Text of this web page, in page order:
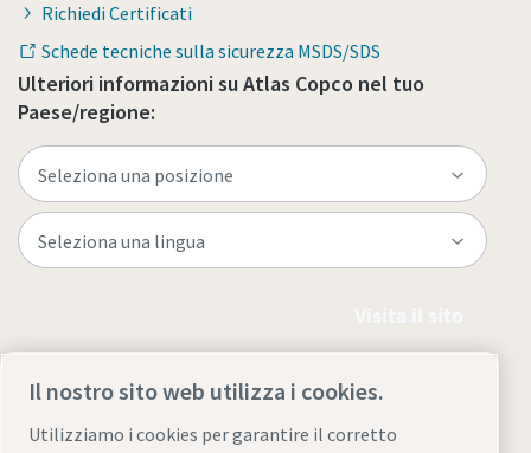
Richiedi Certificati
Schede tecniche sulla sicurezza MSDS/SDS
Ulteriori informazioni su Atlas Copco nel tuo
Paese/regione:
Il nostro sito web utilizza i cookies.
Utilizziamo i cookies per garantire il corretto